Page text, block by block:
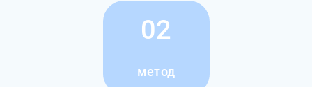
02
метод